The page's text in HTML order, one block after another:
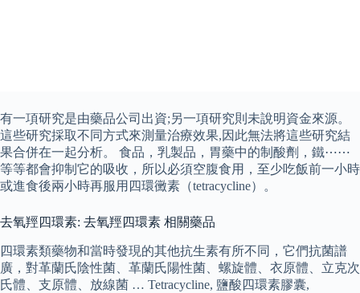
有一項研究是由藥品公司出資;另一項研究則未說明資金來源。
這些研究採取不同方式來測量治療效果,因此無法將這些研究結
果合併在一起分析。 食品，乳製品，胃藥中的制酸劑，鐵⋯⋯
等等都會抑制它的吸收，所以必須空腹食用，至少吃飯前一小時
或進食後兩小時再服用四環黴素（tetracycline）。
去氧羥四環素: 去氧羥四環素 相關藥品
四環素類藥物和當時發現的其他抗生素有所不同，它們抗菌譜
廣，對革蘭氏陰性菌、革蘭氏陽性菌、螺旋體、衣原體、立克次
氏體、支原體、放線菌 … Tetracycline, 鹽酸四環素膠囊,